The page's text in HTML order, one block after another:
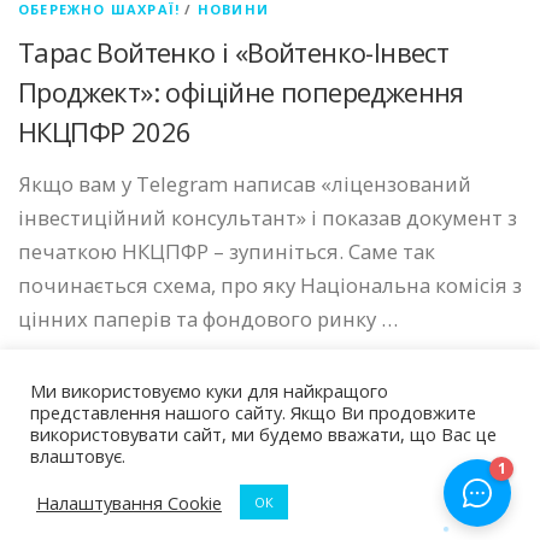
ОБЕРЕЖНО ШАХРАЇ! / НОВИНИ
Тарас Войтенко і «Войтенко-Інвест
Проджект»: офіційне попередження
НКЦПФР 2026
Якщо вам у Telegram написав «ліцензований
інвестиційний консультант» і показав документ з
печаткою НКЦПФР – зупиніться. Саме так
починається схема, про яку Національна комісія з
цінних паперів та фондового ринку …
Авторские права © 2026 Чарджбек Україна
OnePress
от FameThemes
Ми використовуємо куки для найкращого
представлення нашого сайту. Якщо Ви продовжите
використовувати сайт, ми будемо вважати, що Вас це
влаштовує.
Налаштування Cookie
ОК